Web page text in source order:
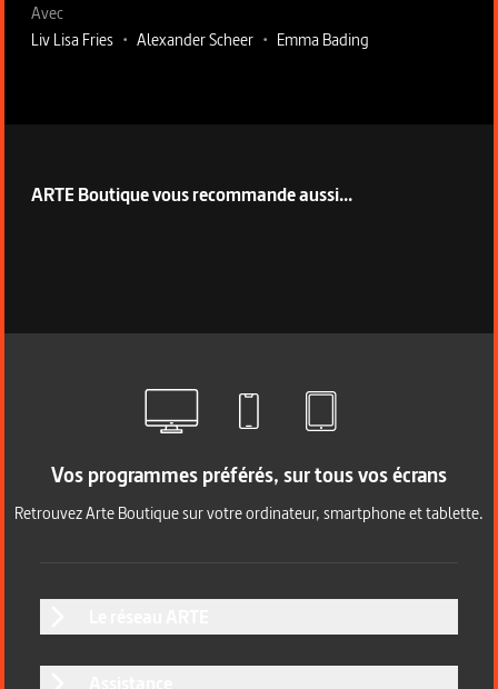
Avec
Liv Lisa Fries • Alexander Scheer • Emma Bading
ARTE Boutique vous recommande aussi...
Vos programmes préférés, sur tous vos écrans
Retrouvez Arte Boutique sur votre ordinateur, smartphone et tablette.